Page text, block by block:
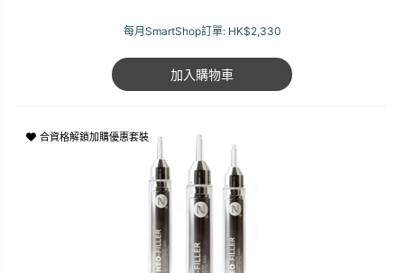
每月SmartShop訂單: HK$2,330
加入購物車
合資格解鎖加購優惠套裝